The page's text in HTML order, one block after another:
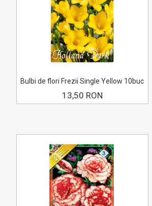
Bulbi de flori Frezii Single Yellow 10buc
13,50 RON